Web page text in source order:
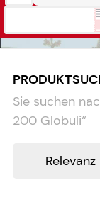
Sie suchen
200 Globuli“